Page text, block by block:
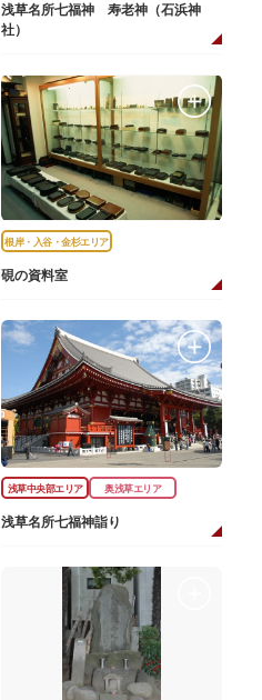
浅草名所七福神 寿老神（石浜神
社）
根岸・入谷・金杉エリア
硯の資料室
浅草中央部エリア 奥浅草エリア
浅草名所七福神詣り